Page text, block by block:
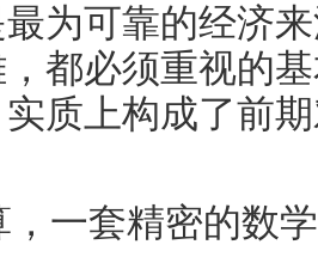
为可靠的经济
都必须重视的
质上构成了前
，一套精密的数